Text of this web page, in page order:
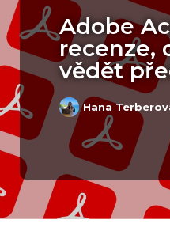
Adobe
recenze,
vědět
Hana